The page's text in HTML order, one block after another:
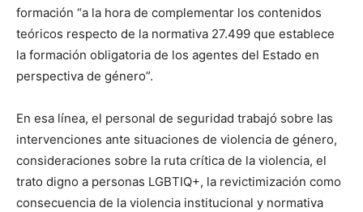
formación “a la hora de complementar los contenidos
teóricos respecto de la normativa 27.499 que establece
la formación obligatoria de los agentes del Estado en
perspectiva de género”.
En esa línea, el personal de seguridad trabajó sobre las
intervenciones ante situaciones de violencia de género,
consideraciones sobre la ruta crítica de la violencia, el
trato digno a personas LGBTIQ+, la revictimización como
consecuencia de la violencia institucional y normativa